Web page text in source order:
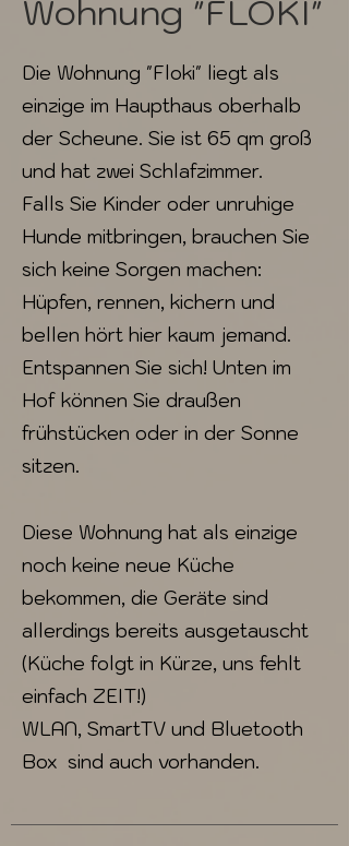
Wohnung "FLOKI"
Die Wohnung "Floki" liegt als
einzige im Haupthaus oberhalb
der Scheune. Sie ist 65 qm groß
und hat zwei Schlafzimmer.
Falls Sie Kinder oder unruhige
Hunde mitbringen, brauchen Sie
sich keine Sorgen machen:
Hüpfen, rennen, kichern und
bellen hört hier kaum jemand.
Entspannen Sie sich! Unten im
Hof können Sie draußen
frühstücken oder in der Sonne
sitzen.
Diese Wohnung hat als einzige
noch keine neue Küche
bekommen, die Geräte sind
allerdings bereits ausgetauscht
(Küche folgt in Kürze, uns fehlt
einfach ZEIT!)
WLAN, SmartTV und Bluetooth
Box sind auch vorhanden.